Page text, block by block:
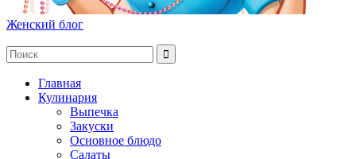
Женский блог
Главная
Кулинария
Выпечка
Закуски
Основное блюдо
Салаты